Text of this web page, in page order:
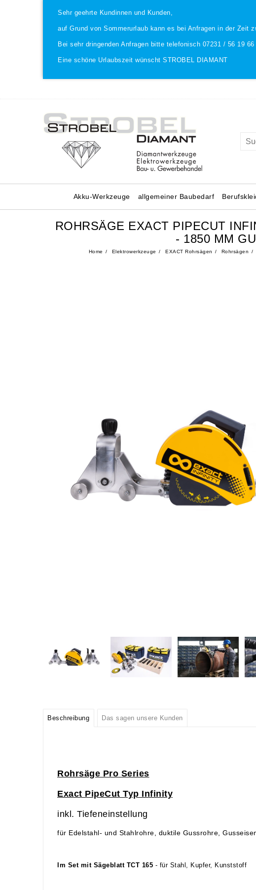
Sehr geehrte Kundinnen und Kunden,
auf Grund von Sommerurlaub kann es bei Anfragen in der Zeit
Bei sehr dringenden Anfragen bitte telefonisch 07231 / 56 19
Eine schöne Urlaubszeit wünscht STROBEL DIAMANT
Akku-Werkzeuge allgemeiner Baubedarf
ROHRSÄGE EXACT PIPECUT
- 1850 MM
Home Elektrowerkzeuge EXACT Rohrsägen Rohrsägen
Beschreibung Das sagen unsere Kunden
Rohrsäge Pro Series
Exact PipeCut Typ Infinity
inkl. Tiefeneinstellung
für Edelstahl- und Stahlrohre, duktile Gussrohre,
Im Set mit Sägeblatt TCT 165 - für Stahl, Kupfer, Kunststoff